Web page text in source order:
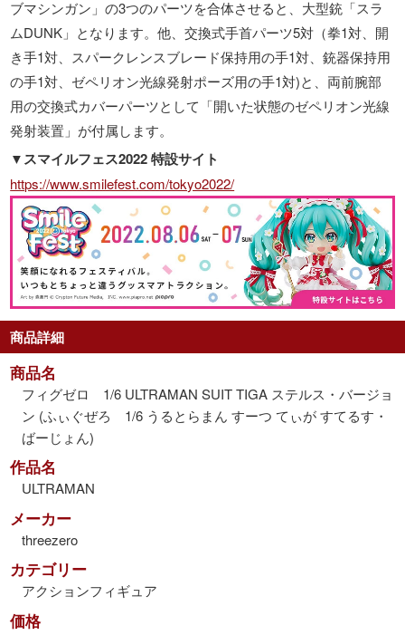
ブマシンガン」の3つのパーツを合体させると、大型銃「スラ
ムDUNK」となります。他、交換式手首パーツ5対（拳1対、開
き手1対、スパークレンスブレード保持用の手1対、銃器保持用
の手1対、ゼペリオン光線発射ポーズ用の手1対)と、両前腕部
用の交換式カバーパーツとして「開いた状態のゼペリオン光線
発射装置」が付属します。
▼スマイルフェス2022 特設サイト
https://www.smilefest.com/tokyo2022/
商品詳細
商品名
フィグゼロ 1/6 ULTRAMAN SUIT TIGA ステルス・バージョ
ン (ふぃぐぜろ 1/6 うるとらまん すーつ てぃが すてるす・
ばーじょん)
作品名
ULTRAMAN
メーカー
threezero
カテゴリー
アクションフィギュア
価格